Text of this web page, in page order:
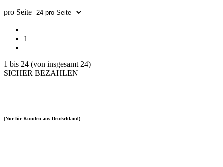
pro Seite
1
1 bis 24 (von insgesamt 24)
SICHER BEZAHLEN
(Nur für Kunden aus Deutschland)